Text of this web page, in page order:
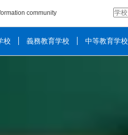
community
検
索:
校 義務教育学校 中等教育学校